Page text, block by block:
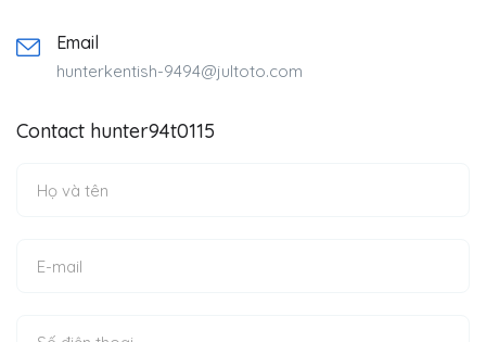
Email
hunterkentish-9494@jultoto.com
Contact hunter94t0115